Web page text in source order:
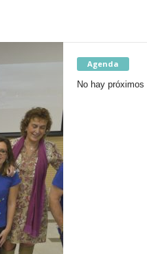
Agenda
No hay